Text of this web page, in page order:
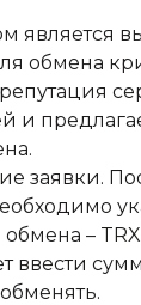
является
обмена
и
заявки.
–
ввести